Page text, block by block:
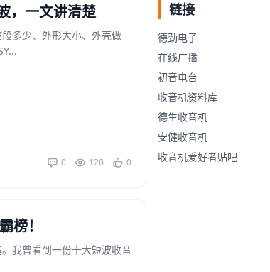
，一文讲清楚
多少、外形大小、外壳做
0 120 0
榜！
我曾看到一份十大短波收音
链接
德劲电子
在线广播
初音电台
收音机资料库
德生收音机
安健收音机
收音机爱好者贴吧